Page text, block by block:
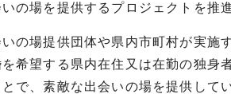
の場を提供するプロジェクトを推
いの場提供団体や県内市町村が実
希望する県内在住又は在勤の独身
で、素敵な出会いの場を提供して